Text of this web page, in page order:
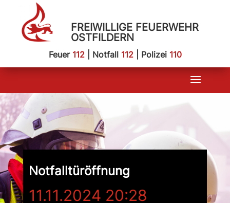
FREIWILLIGE FEUERWEHR
OSTFILDERN
Feuer 112| Notfall 112| Polizei 110
Notfalltüröffnung
11.11.2024 20:28